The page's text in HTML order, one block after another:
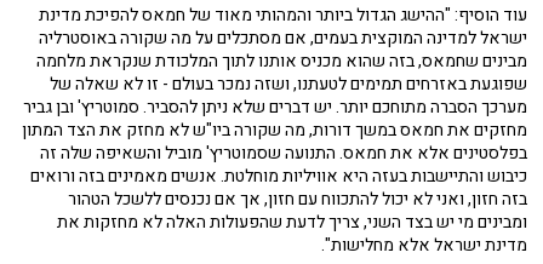
עוד הוסיף: "ההישג הגדול ביותר והמהותי מאוד של חמאס להפיכת מדינת
ישראל למדינה המוקצית בעמים, אם מסתכלים על מה שקורה באוסטרליה
מבינים שחמאס, בזה שהוא מכניס אותנו לתוך המלכודת שנקראת מלחמה
שפוגעת באזרחים תמימים לטעתנו, ושזה נמכר בעולם - זו לא שאלה של
מערכך הסברה מתוחכם יותר. יש דברים שלא ניתן להסביר. סמוטריץ' ובן גביר
מחזקים את חמאס במשך דורות, מה שקורה ביו"ש לא מחזק את הצד המתון
בפלסטינים אלא את חמאס. התנועה שסמוטריץ' מוביל והשאיפה שלה זה
כיבוש והתיישבות בעזה היא אוויליות מוחלטת. אנשים מאמינים בזה ורואים
בזה חזון, ואני לא יכול להתכווח עם חזון, אך אם נכנסים ללשכל הטהור
ומבינים מי יש בצד השני, צריך לדעת שהפעולות האלה לא מחזקות את
מדינת ישראל אלא מחלישות".